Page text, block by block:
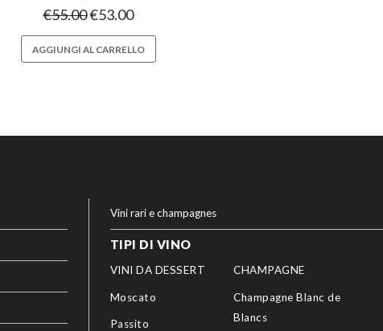
€55.00€53.00
AGGIUNGI AL CARRELLO
Vini rari e champagnes
TIPI DI VINO
VINI DA DESSERT
Moscato
Passito
CHAMPAGNE
Champagne Blanc de
Blancs